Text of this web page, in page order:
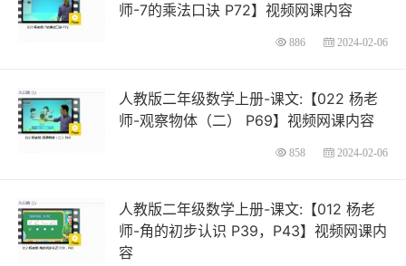
师-7的乘法口诀 P72】视频网课内容
886 2024-02-06
人教版二年级数学上册-课文:【022 杨老
师-观察物体（二） P69】视频网课内容
858 2024-02-06
人教版二年级数学上册-课文:【012 杨老
师-角的初步认识 P39，P43】视频网课内
容